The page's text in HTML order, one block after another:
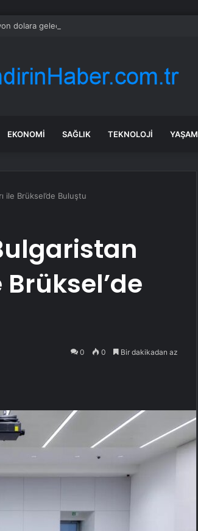
dolara gelecek çok yakında
EKONOMI SAĞLIK TEKNOLOJI YAŞAM
ile Brüksel’de Buluştu
Brüksel’de
0 0 Bir dakikadan az